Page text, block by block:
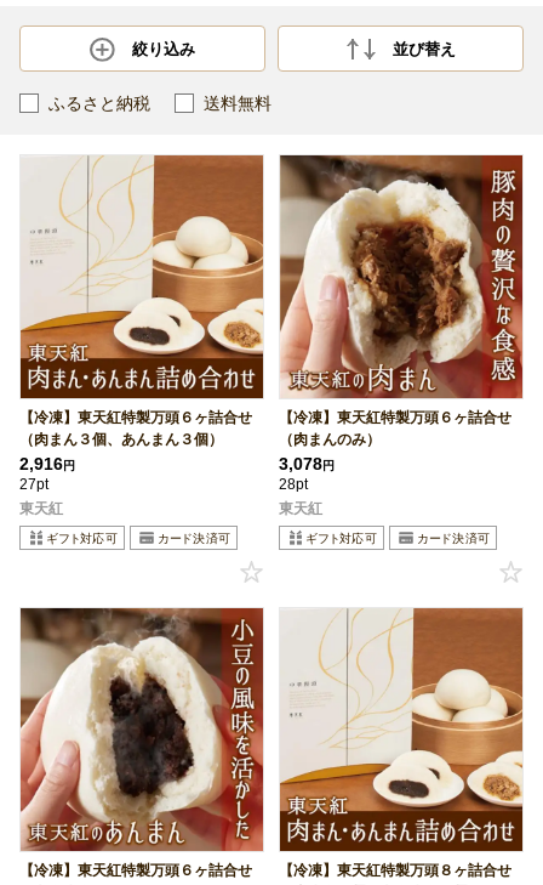
絞り込み 並び替え
ふるさと納税 送料無料
【冷凍】東天紅特製万頭６ヶ詰合せ
（肉まん３個、あんまん３個）
2,916円
27pt
東天紅
【冷凍】東天紅特製万頭６ヶ詰合せ
（肉まんのみ）
3,078円
28pt
東天紅
【冷凍】東天紅特製万頭６ヶ詰合せ
【冷凍】東天紅特製万頭８ヶ詰合せ